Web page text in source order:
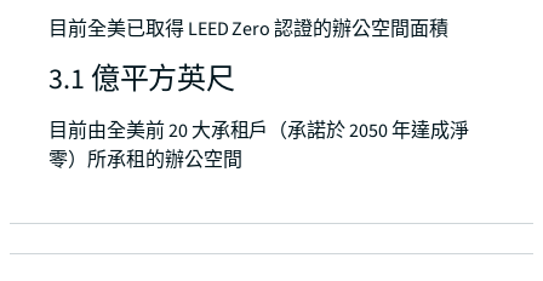
目前全美已取得 LEED Zero 認證的辦公空間面積
3.1 億平方英尺
目前由全美前 20 大承租戶（承諾於 2050 年達成淨
零）所承租的辦公空間